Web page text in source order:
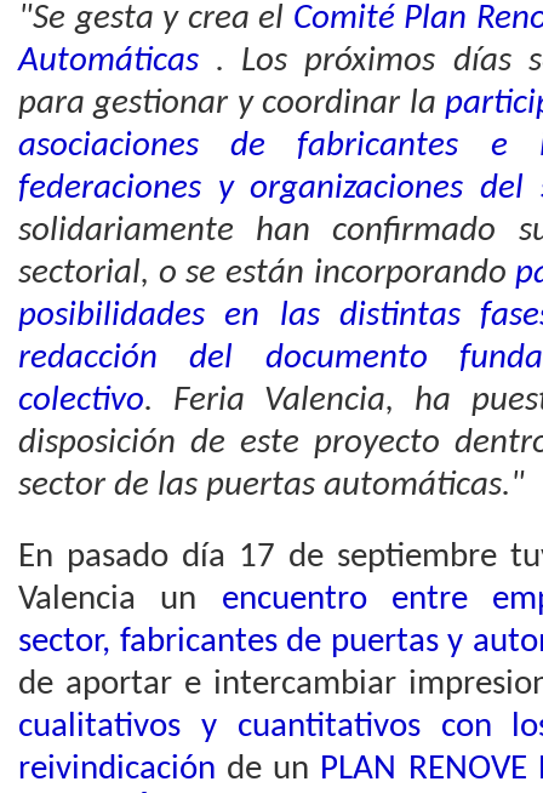
"Se gesta y crea el Comité Plan
Automáticas . Los próximos días
para gestionar y coordinar la
asociaciones de fabricantes e
federaciones y organizaciones del
solidariamente han confirmado
sectorial, o se están incorporando
posibilidades en las distintas
redacción del documento
colectivo. Feria Valencia, ha
disposición de este proyecto
sector de las puertas automáticas."
En pasado día 17 de septiembre
Valencia un encuentro entre
sector, fabricantes de puertas y
de aportar e intercambiar
cualitativos y cuantitativos con
reivindicación de un PLAN RENOVE